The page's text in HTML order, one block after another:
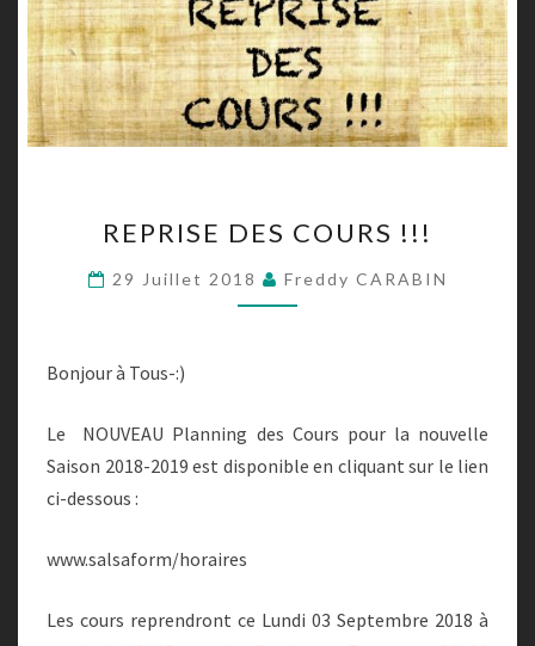
DES
COURS
!!!
REPRISE DES COURS !!!
29 Juillet 2018 Freddy CARABIN
Bonjour à Tous-:)
Le NOUVEAU Planning des Cours pour la nouvelle
Saison 2018-2019 est disponible en cliquant sur le lien
ci-dessous :
www.salsaform/horaires
Les cours reprendront ce Lundi 03 Septembre 2018 à